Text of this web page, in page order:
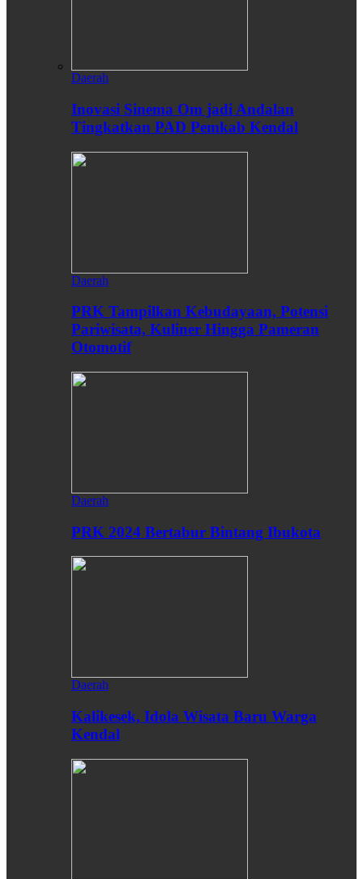
Daerah
Inovasi Sinema Om jadi Andalan
Tingkatkan PAD Pemkab Kendal
Daerah
PRK Tampilkan Kebudayaan, Potensi
Pariwisata, Kuliner Hingga Pameran
Otomotif
Daerah
PRK 2024 Bertabur Bintang Ibukota
Daerah
Kalikesek, Idola Wisata Baru Warga
Kendal